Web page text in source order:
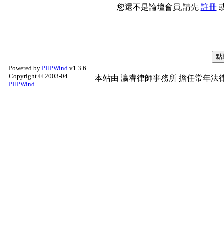
您還不是論壇會員,請先 註冊
Powered by PHPWind v1.3.6
Copyright © 2003-04
PHPWind
本站由 瀛睿律師事務所 擔任常年法